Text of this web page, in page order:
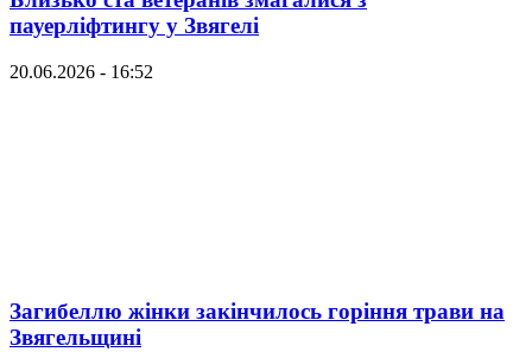
пауерліфтингу у Звягелі
20.06.2026 - 16:52
Загибеллю жінки закінчилось горіння трави на
Звягельщині